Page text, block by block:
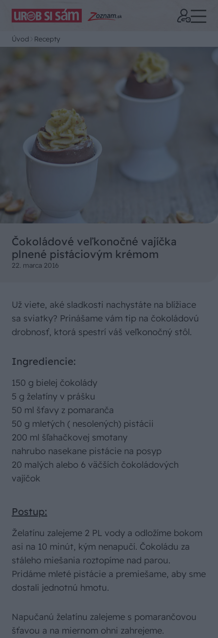
Úvod Recepty
Čokoládové veľkonočné vajíčka
plnené pistáciovým krémom
22. marca 2016
Už viete, aké sladkosti nachystáte na blížiace
sa sviatky? Prinášame vám tip na čokoládovú
drobnosť, ktorá spestrí váš veľkonočný stôl.
Ingrediencie:
150 g bielej čokolády
5 g želatíny v prášku
50 ml šťavy z pomaranča
50 g mletých ( nesolených) pistácii
200 ml šľahačkovej smotany
nahrubo nasekane pistácie na posyp
20 malých alebo 6 väčších čokoládových
vajíčok
Postup:
Želatínu zalejeme 2 PL vody a odložíme bokom
asi na 10 minút, kým nenapučí. Čokoládu za
stáleho miešania roztopíme nad parou.
Pridáme mleté pistácie a premiešame, aby sme
dostali jednotnú hmotu.
Napučanú želatínu zalejeme s pomarančovou
šťavou a na miernom ohni zahrejeme.